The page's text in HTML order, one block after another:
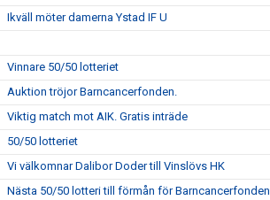
Ikväll möter damerna Ystad IF U
Vinnare 50/50 lotteriet
Auktion tröjor Barncancerfonden.
Viktig match mot AIK. Gratis inträde
50/50 lotteriet
Vi välkomnar Dalibor Doder till Vinslövs HK
Nästa 50/50 lotteri till förmån för Barncancerfonden